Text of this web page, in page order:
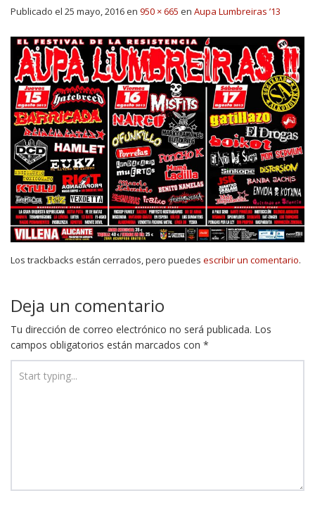
Publicado el 25 mayo, 2016en 950 × 665 en Aupa Lumbreiras ’13
Los trackbacks están cerrados, pero puedes escribir un comentario.
Deja un comentario
Tu dirección de correo electrónico no será publicada. Los
campos obligatorios están marcados con *